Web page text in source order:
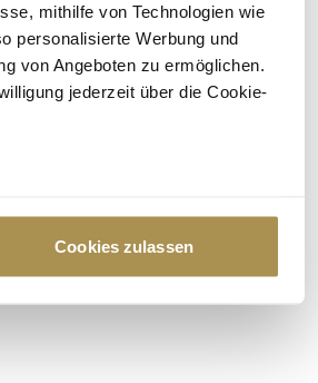
mithilfe von Technologien wie
personalisierte Werbung und
von Angeboten zu ermöglichen.
jederzeit über die Cookie-
Ihre Präferenzen im
Ihrer Verwendung unserer
Cookies zulassen